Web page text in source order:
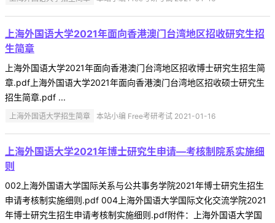
上海外国语大学2021年面向香港澳门台湾地区招收研究生招
生简章
上海外国语大学2021年面向香港澳门台湾地区招收博士研究生招生简
章.pdf上海外国语大学2021年面向香港澳门台湾地区招收硕士研究生
招生简章.pdf ...
上海外国语大学招生简章 本站小编 Free考研考试 2021-01-16
上海外国语大学2021年博士研究生申请—考核制院系实施细
则
002上海外国语大学国际关系与公共事务学院2021年博士研究生招生
申请考核制实施细则.pdf 004上海外国语大学国际文化交流学院2021
年博士研究生招生申请考核制实施细则.pdf附件：上海外国语大学国